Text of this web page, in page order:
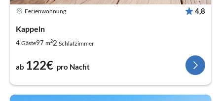
Ferienwohnung 4,8
Kappeln
4 Gäste97 m22 Schlafzimmer
ab 122€ pro Nacht